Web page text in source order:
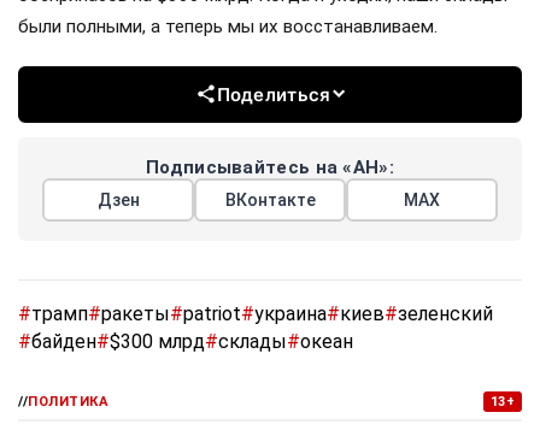
были полными, а теперь мы их восстанавливаем.
Поделиться
Подписывайтесь на «АН»:
Дзен ВКонтакте МАХ
#трамп#ракеты#patriot#украина#киев#зеленский
#байден#$300 млрд#склады#океан
//ПОЛИТИКА 13+